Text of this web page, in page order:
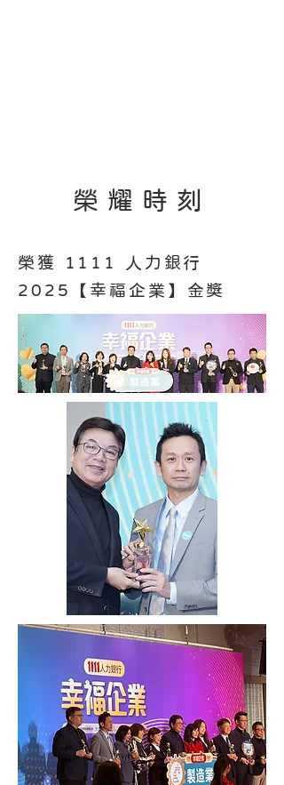
榮耀時刻
榮獲 1111 人力銀行
2025【幸福企業】金獎